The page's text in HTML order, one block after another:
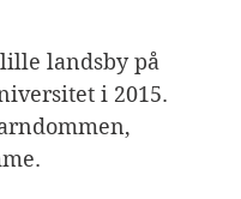
landsby på
i 2015.